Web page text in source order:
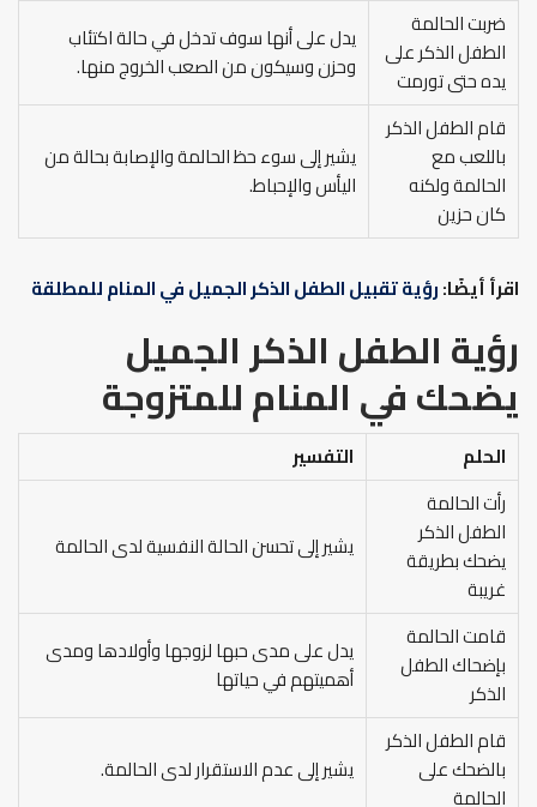
ضربت الحالمة
الطفل الذكر على
يده حتى تورمت
يدل على أنها سوف تدخل في حالة اكتئاب
وحزن وسيكون من الصعب الخروج منها.
قام الطفل الذكر
باللعب مع
الحالمة ولكنه
كان حزين
يشير إلى سوء حظ الحالمة والإصابة بحالة من
اليأس والإحباط.
اقرأ أيضًا:رؤية تقبيل الطفل الذكر الجميل في المنام للمطلقة
رؤية الطفل الذكر الجميل
يضحك في المنام للمتزوجة
الحلم
التفسير
رأت الحالمة
الطفل الذكر
يضحك بطريقة
غريبة
يشير إلى تحسن الحالة النفسية لدى الحالمة
قامت الحالمة
بإضحاك الطفل
الذكر
يدل على مدى حبها لزوجها وأولادها ومدى
أهميتهم في حياتها
قام الطفل الذكر
بالضحك على
الحالمة
يشير إلى عدم الاستقرار لدى الحالمة.